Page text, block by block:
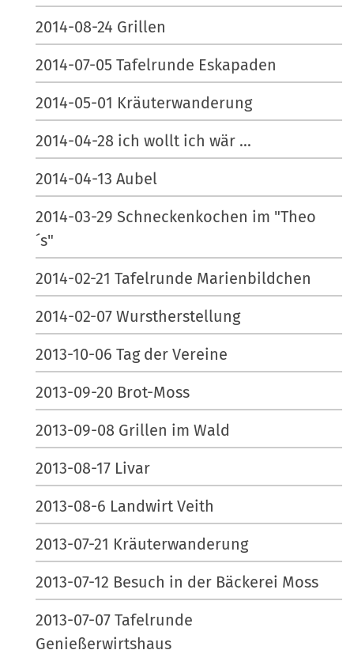
2014-08-24 Grillen
2014-07-05 Tafelrunde Eskapaden
2014-05-01 Kräuterwanderung
2014-04-28 ich wollt ich wär ...
2014-04-13 Aubel
2014-03-29 Schneckenkochen im "Theo
´s"
2014-02-21 Tafelrunde Marienbildchen
2014-02-07 Wurstherstellung
2013-10-06 Tag der Vereine
2013-09-20 Brot-Moss
2013-09-08 Grillen im Wald
2013-08-17 Livar
2013-08-6 Landwirt Veith
2013-07-21 Kräuterwanderung
2013-07-12 Besuch in der Bäckerei Moss
2013-07-07 Tafelrunde
Genießerwirtshaus